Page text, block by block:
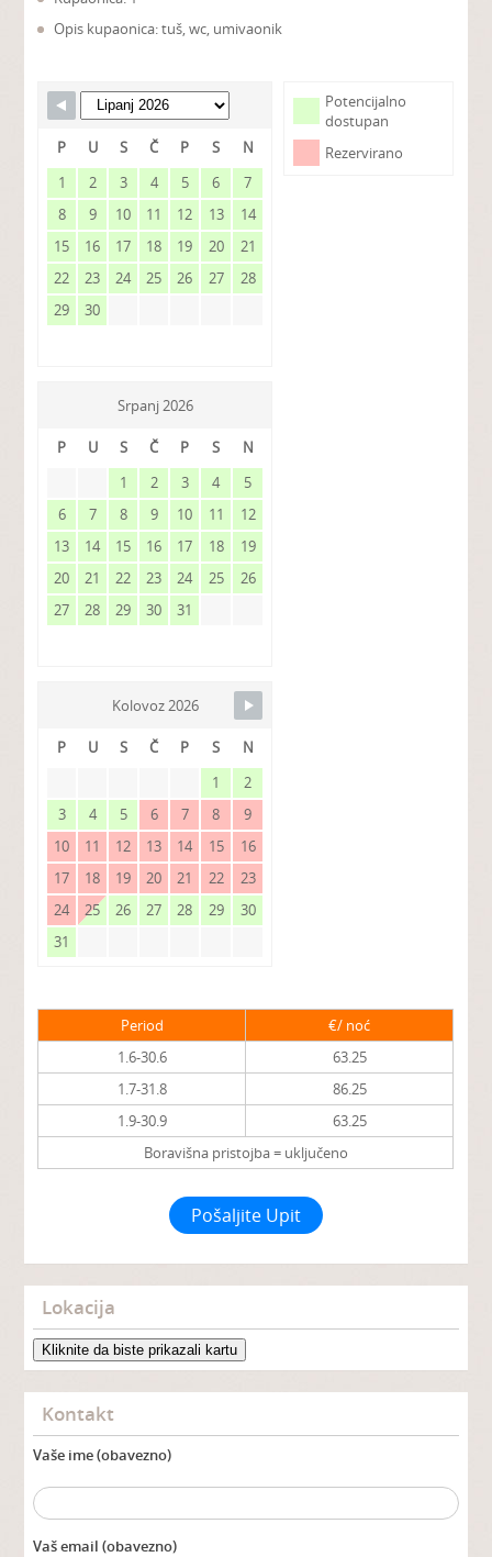
Opis kupaonica: tuš, wc, umivaonik
Potencijalno
dostupan
Rezervirano
P U S Č P S
N
1
2 3 4 5 6
7
8
9 10 11 12 13
14
15
16 17 18 19 20
21
22
23 24 25 26 27
28
29
30
Srpanj 2026
P U S Č P S
N
1
2 3 4
5
6
7 8 9 10 11
12
13
14 15 16 17 18
19
20
21 22 23 24 25
26
27
28 29 30 31
Kolovoz 2026
P U S Č P S
N
1
2
3
4 5 6 7 8
9
10
11 12 13 14 15
16
17
18 19 20 21 22
23
24
25 26 27 28 29
30
31
Period
€/ noć
1.6-30.6
63.25
1.7-31.8
86.25
1.9-30.9
63.25
Boravišna pristojba = uključeno
Pošaljite Upit
Lokacija
Kliknite da biste prikazali kartu
Kontakt
Vaše ime (obavezno)
Vaš email (obavezno)